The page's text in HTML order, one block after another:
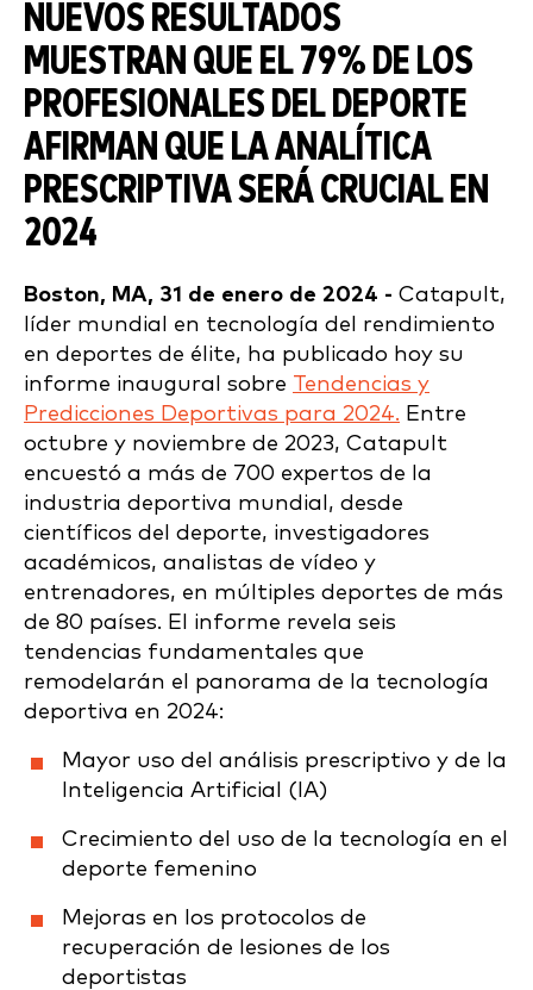
NUEVOS RESULTADOS
MUESTRAN QUE EL 79% DE LOS
PROFESIONALES DEL DEPORTE
AFIRMAN QUE LA ANALÍTICA
PRESCRIPTIVA SERÁ CRUCIAL EN
2024
Boston, MA, 31 de enero de 2024 - Catapult,
líder mundial en tecnología del rendimiento
en deportes de élite, ha publicado hoy su
informe inaugural sobre Tendencias y
Predicciones Deportivas para 2024. Entre
octubre y noviembre de 2023, Catapult
encuestó a más de 700 expertos de la
industria deportiva mundial, desde
científicos del deporte, investigadores
académicos, analistas de vídeo y
entrenadores, en múltiples deportes de más
de 80 países. El informe revela seis
tendencias fundamentales que
remodelarán el panorama de la tecnología
deportiva en 2024:
Mayor uso del análisis prescriptivo y de la
Inteligencia Artificial (IA)
Crecimiento del uso de la tecnología en el
deporte femenino
Mejoras en los protocolos de
recuperación de lesiones de los
deportistas